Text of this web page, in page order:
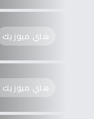
هاي ميوزيك
هاي